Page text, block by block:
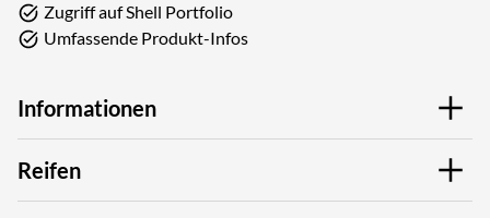
Zugriff auf Shell Portfolio
Umfassende Produkt-Infos
Informationen
Reifen